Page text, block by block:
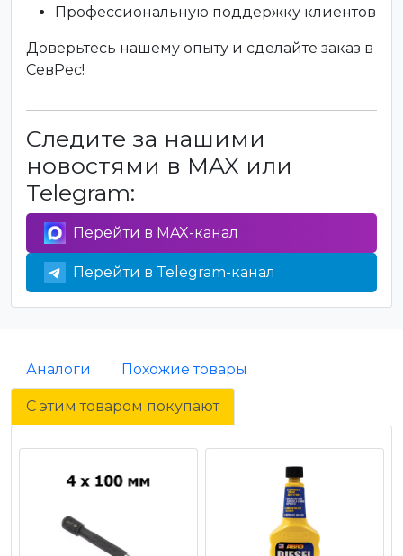
Профессиональную поддержку клиентов
Доверьтесь нашему опыту и сделайте заказ в
СевРес!
Следите за нашими
новостями в MAX или
Telegram:
Перейти в MAX-канал
Перейти в Telegram-канал
Аналоги Похожие товары
С этим товаром покупают